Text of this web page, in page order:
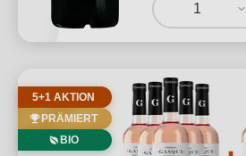
1
5+1 AKTION
PRÄMIERT
BIO